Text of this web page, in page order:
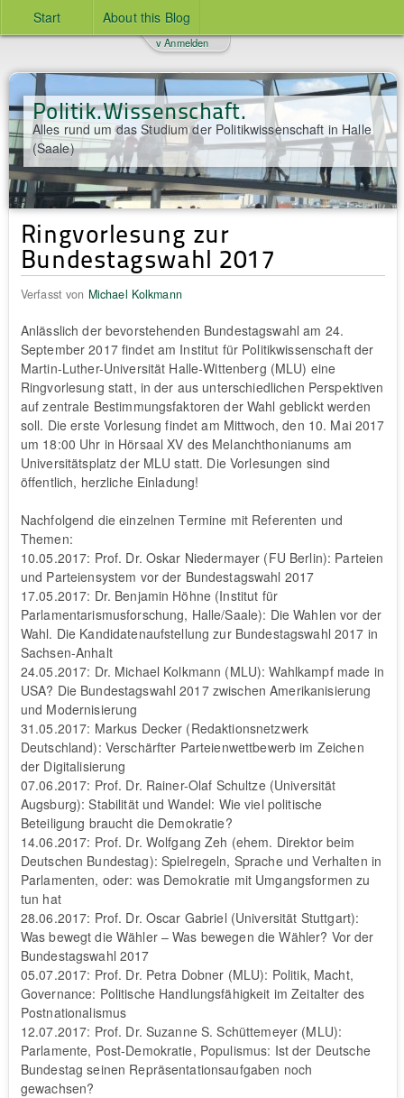
Start About this Blog
Politik.Wissenschaft.
Alles rund um das Studium der Politikwissenschaft in Halle
(Saale)
v Anmelden
Ringvorlesung zur
Bundestagswahl 2017
Verfasst von Michael Kolkmann
Anlässlich der bevorstehenden Bundestagswahl am 24.
September 2017 findet am Institut für Politikwissenschaft der
Martin-Luther-Universität Halle-Wittenberg (MLU) eine
Ringvorlesung statt, in der aus unterschiedlichen Perspektiven
auf zentrale Bestimmungsfaktoren der Wahl geblickt werden
soll. Die erste Vorlesung findet am Mittwoch, den 10. Mai 2017
um 18:00 Uhr in Hörsaal XV des Melanchthonianums am
Universitätsplatz der MLU statt. Die Vorlesungen sind
öffentlich, herzliche Einladung!
Nachfolgend die einzelnen Termine mit Referenten und
Themen:
10.05.2017: Prof. Dr. Oskar Niedermayer (FU Berlin): Parteien
und Parteiensystem vor der Bundestagswahl 2017
17.05.2017: Dr. Benjamin Höhne (Institut für
Parlamentarismusforschung, Halle/Saale): Die Wahlen vor der
Wahl. Die Kandidatenaufstellung zur Bundestagswahl 2017 in
Sachsen-Anhalt
24.05.2017: Dr. Michael Kolkmann (MLU): Wahlkampf made in
USA? Die Bundestagswahl 2017 zwischen Amerikanisierung
und Modernisierung
31.05.2017: Markus Decker (Redaktionsnetzwerk
Deutschland): Verschärfter Parteienwettbewerb im Zeichen
der Digitalisierung
07.06.2017: Prof. Dr. Rainer-Olaf Schultze (Universität
Augsburg): Stabilität und Wandel: Wie viel politische
Beteiligung braucht die Demokratie?
14.06.2017: Prof. Dr. Wolfgang Zeh (ehem. Direktor beim
Deutschen Bundestag): Spielregeln, Sprache und Verhalten in
Parlamenten, oder: was Demokratie mit Umgangsformen zu
tun hat
28.06.2017: Prof. Dr. Oscar Gabriel (Universität Stuttgart):
Was bewegt die Wähler – Was bewegen die Wähler? Vor der
Bundestagswahl 2017
05.07.2017: Prof. Dr. Petra Dobner (MLU): Politik, Macht,
Governance: Politische Handlungsfähigkeit im Zeitalter des
Postnationalismus
12.07.2017: Prof. Dr. Suzanne S. Schüttemeyer (MLU):
Parlamente, Post-Demokratie, Populismus: Ist der Deutsche
Bundestag seinen Repräsentationsaufgaben noch
gewachsen?